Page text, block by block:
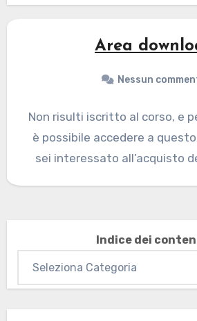
Area
Nessun
Non risulti iscritto al corso, e
è possibile accedere a
sei interessato all’acquisto
Indice dei